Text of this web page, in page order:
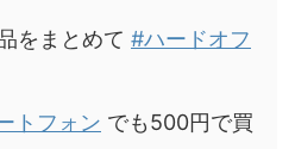
をまとめて #ハードオフ
トフォン でも500円で買